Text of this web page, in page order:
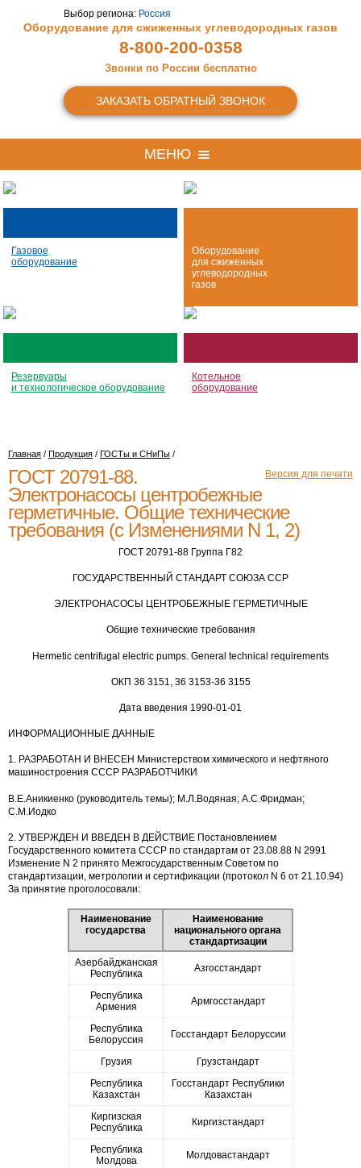
Выбор региона: Россия
Оборудование для сжиженных углеводородных газов
8-800-200-0358
Звонки по России бесплатно
ЗАКАЗАТЬ ОБРАТНЫЙ ЗВОНОК
МЕНЮ
Газовое
оборудование
Оборудование
для сжиженных
углеводородных
газов
Резервуары
и технологическое оборудование
Котельное
оборудование
Главная / Продукция / ГОСТы и СНиПы /
Версия для печати
ГОСТ 20791-88.
Электронасосы центробежные
герметичные. Общие технические
требования (с Изменениями N 1, 2)
ГОСТ 20791-88 Группа Г82
ГОСУДАРСТВЕННЫЙ СТАНДАРТ СОЮЗА ССР
ЭЛЕКТРОНАСОСЫ ЦЕНТРОБЕЖНЫЕ ГЕРМЕТИЧНЫЕ
Общие технические требования
Hermetic centrifugal electric pumps. General technical requirements
ОКП 36 3151, 36 3153-36 3155
Дата введения 1990-01-01
ИНФОРМАЦИОННЫЕ ДАННЫЕ
1. РАЗРАБОТАН И ВНЕСЕН Министерством химического и нефтяного
машиностроения СССР РАЗРАБОТЧИКИ
В.Е.Аникиенко (руководитель темы); М.Л.Водяная; А.С.Фридман;
С.М.Иодко
2. УТВЕРЖДЕН И ВВЕДЕН В ДЕЙСТВИЕ Постановлением
Государственного комитета СССР по стандартам от 23.08.88 N 2991
Изменение N 2 принято Межгосударственным Советом по
стандартизации, метрологии и сертификации (протокол N 6 от 21.10.94)
За принятие проголосовали:
Наименование
государства
Наименование
национального органа
стандартизации
Азербайджанская
Республика
Азгосстандарт
Республика
Армения
Армгосстандарт
Республика
Белоруссия
Госстандарт Белоруссии
Грузия
Грузстандарт
Республика
Казахстан
Госстандарт Республики
Казахстан
Киргизская
Республика
Киргизстандарт
Республика
Молдова
Молдовастандарт